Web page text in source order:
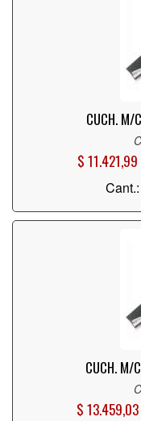
CUCH. M/
$ 11.421,99
Cant.:
CUCH. M/
$ 13.459,03